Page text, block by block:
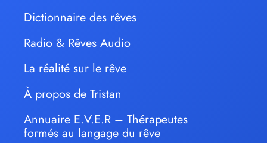
Dictionnaire des rêves
Radio & Rêves Audio
La réalité sur le rêve
À propos de Tristan
Annuaire E.V.E.R – Thérapeutes
formés au langage du rêve